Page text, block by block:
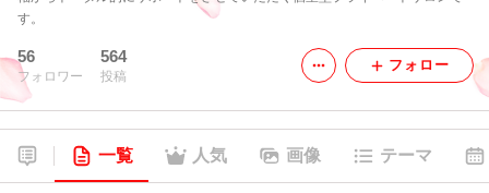
す。
56
フォロワー
564
投稿
フォロー
一覧 人気 画像 テーマ